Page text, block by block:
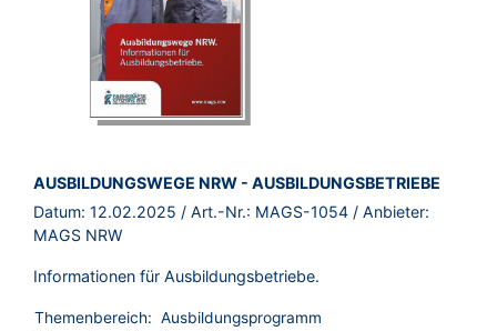
BROSCHÜRE:
AUSBILDUNGSWEGE NRW - AUSBILDUNGSBETRIEBE
Datum: 12.02.2025 / Art.-Nr.: MAGS-1054 / Anbieter:
MAGS NRW
Informationen für Ausbildungsbetriebe.
Themenbereich: Ausbildungsprogramm